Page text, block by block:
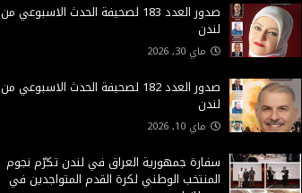
صدور العدد 183 لصحيفة الحدث الاسبوعي من
لندن
ماي 30, 2026
صدور العدد 182 لصحيفة الحدث الاسبوعي من
لندن
ماي 10, 2026
سفارة جمهورية العراق في لندن تكرّم نجوم
المنتخب الوطني لكرة القدم المتواجدين في